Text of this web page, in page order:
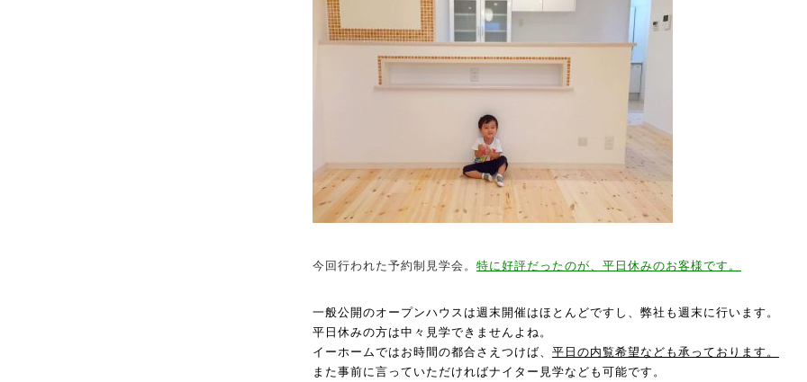
今回行われた予約制見学会。 特に好評だったのが、平日休みのお客様です。
一般公開のオープンハウスは週末開催はほとんどですし、弊社も週末に行います。
平日休みの方は中々見学できませんよね。
イーホームではお時間の都合さえつけば、 平日の内覧希望なども承っております。
また事前に言っていただければナイター見学なども可能です。